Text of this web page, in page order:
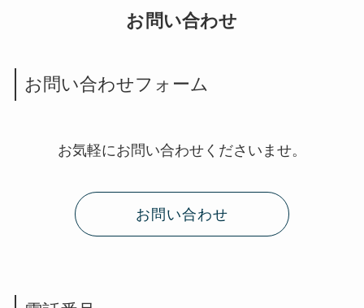
お問い合わせ
お問い合わせフォーム
お気軽にお問い合わせくださいませ。
お問い合わせ